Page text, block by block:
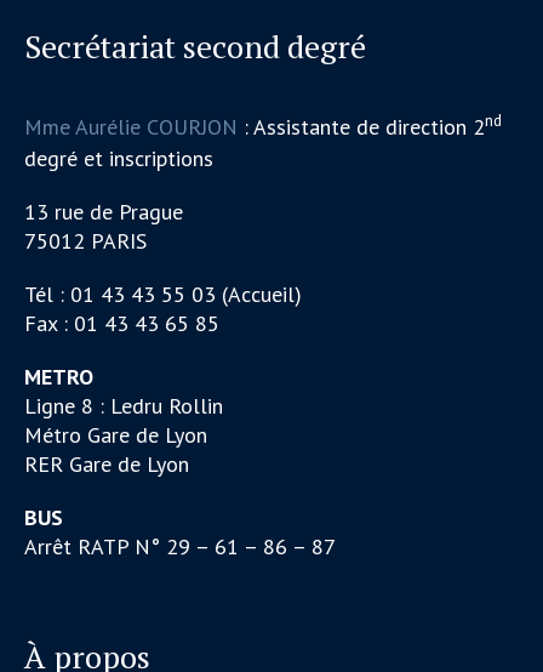
Secrétariat second degré
Mme Aurélie COURJON : Assistante de direction 2nd
degré et inscriptions
13 rue de Prague
75012 PARIS
Tél : 01 43 43 55 03 (Accueil)
Fax : 01 43 43 65 85
METRO
Ligne 8 : Ledru Rollin
Métro Gare de Lyon
RER Gare de Lyon
BUS
Arrêt RATP N° 29 – 61 – 86 – 87
À propos